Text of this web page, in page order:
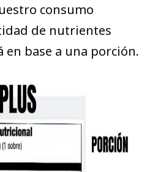
consumo
de nutrientes
en base a una porción.